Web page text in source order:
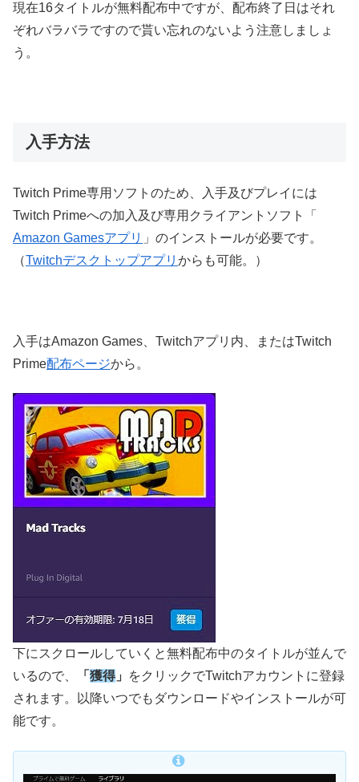
現在16タイトルが無料配布中ですが、配布終了日はそれ
ぞれバラバラですので貰い忘れのないよう注意しましょ
う。
入手方法
Twitch Prime専用ソフトのため、入手及びプレイには
Twitch Primeへの加入及び専用クライアントソフト「
Amazon Gamesアプリ 」のインストールが必要です。
（Twitchデスクトップアプリ からも可能。）
入手はAmazon Games、Twitchアプリ内、またはTwitch
Prime配布ページから。
下にスクロールしていくと無料配布中のタイトルが並んで
いるので、
「 獲得」
をクリックでTwitchアカウントに登録
されます。以降いつでもダウンロードやインストールが可
能です。